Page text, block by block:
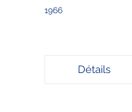
1966
Détails